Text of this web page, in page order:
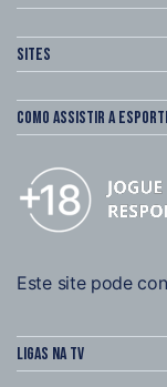
Sites
Como assistir a
Este site pode
Ligas na TV